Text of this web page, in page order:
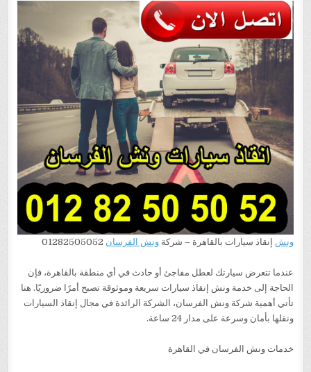
ونش إنقاذ سيارات بالقاهرة – شركةونش الفرسان
عندما تتعرض سيارتك لعطل مفاجئ أو حادث في أي منطقة بالقاهرة، فإن
الحاجة إلى خدمة ونش إنقاذ سيارات سريعة وموثوقة تصبح أمرًا ضروريًا. هنا
تأتي أهمية شركة ونش الفرسان، الشركة الرائدة في مجال إنقاذ السيارات
ونقلها بأمان وسرعة على مدار 24 ساعة.
خدمات ونش الفرسان في القاهرة